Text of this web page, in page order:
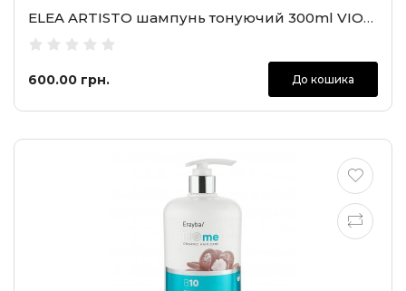
ELEA ARTISTO шампунь тонуючий 300ml VIOLET Shampoo
600.00 грн. До кошика